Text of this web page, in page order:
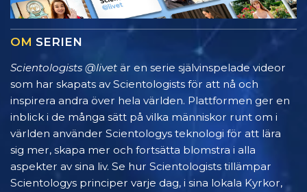
OM SERIEN
Scientologists @livet är en serie självinspelade videor
som har skapats av Scientologists för att nå och
inspirera andra över hela världen. Plattformen ger en
inblick i de många sätt på vilka människor runt om i
världen använder Scientologys teknologi för att lära
sig mer, skapa mer och fortsätta blomstra i alla
aspekter av sina liv. Se hur Scientologists tillämpar
Scientologys principer varje dag, i sina lokala Kyrkor,